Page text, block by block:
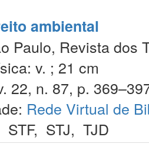
ambiental
Paulo, Revista dos
v. ; 21 cm
22, n. 87, p.
Rede Virtual de
STF, STJ, TJD